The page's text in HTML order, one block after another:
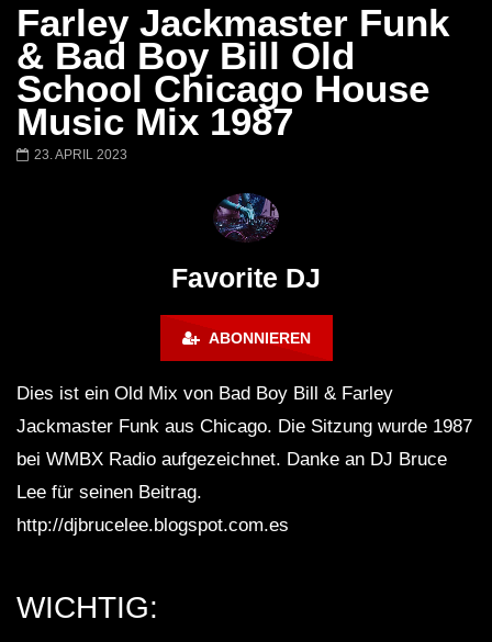
Später
00:20:23
Honey Dijon- Escenario Villa
Maravilla @ Tecate Pal Norte
2023 Monterrey NL 3 31 23
Farley Jackmaster Funk
& Bad Boy Bill Old
School Chicago House
Music Mix 1987
23. APRIL 2023
Favorite DJ
ABONNIEREN
Dies ist ein Old Mix von Bad Boy Bill & Farley
Jackmaster Funk aus Chicago. Die Sitzung wurde 1987
bei WMBX Radio aufgezeichnet. Danke an DJ Bruce
Lee für seinen Beitrag.
http://djbrucelee.blogspot.com.es
WICHTIG: